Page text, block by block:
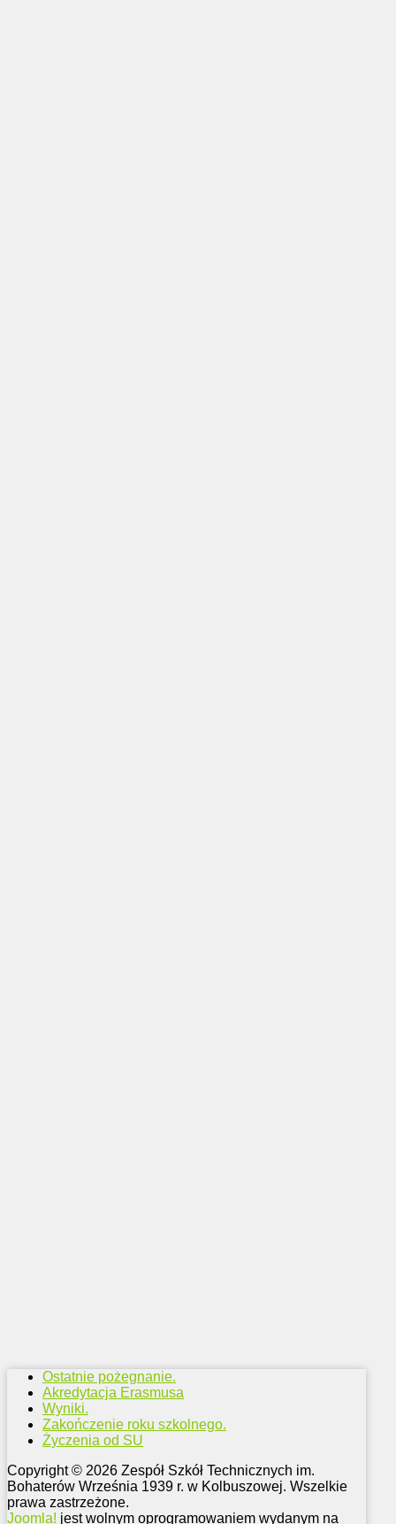
Ostatnie pożegnanie.
Akredytacja Erasmusa
Wyniki.
Zakończenie roku szkolnego.
Życzenia od SU
Copyright © 2026 Zespół Szkół Technicznych im.
Bohaterów Września 1939 r. w Kolbuszowej. Wszelkie
prawa zastrzeżone.
Joomla! jest wolnym oprogramowaniem wydanym na